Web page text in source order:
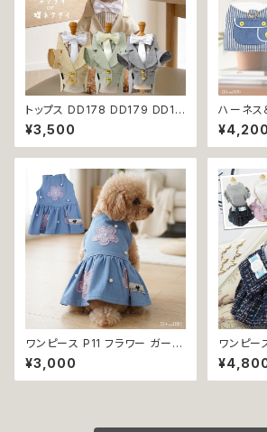
トップス DD178 DD179 DD18
0 タキシード スーツ フォーマル
蝶ネクタイ ネクタイ リボン 犬
猫 ペット 服 犬の服 猫の服 犬
かっこいい クール シャツ 返品
交換不可
¥3,500
ハーネス
681 ハー
ット 引っ
歩 ドッ
型犬 返
¥4,200
ワンピース P11 フラワー ガーリ
ー かわいい ドッグウェア dog
犬 猫 ペット 服 犬服 猫服 小型
犬 返品交換不可
¥3,000
ワンピ
ダーバッ
カート フ
プル ネ
ドッグウ